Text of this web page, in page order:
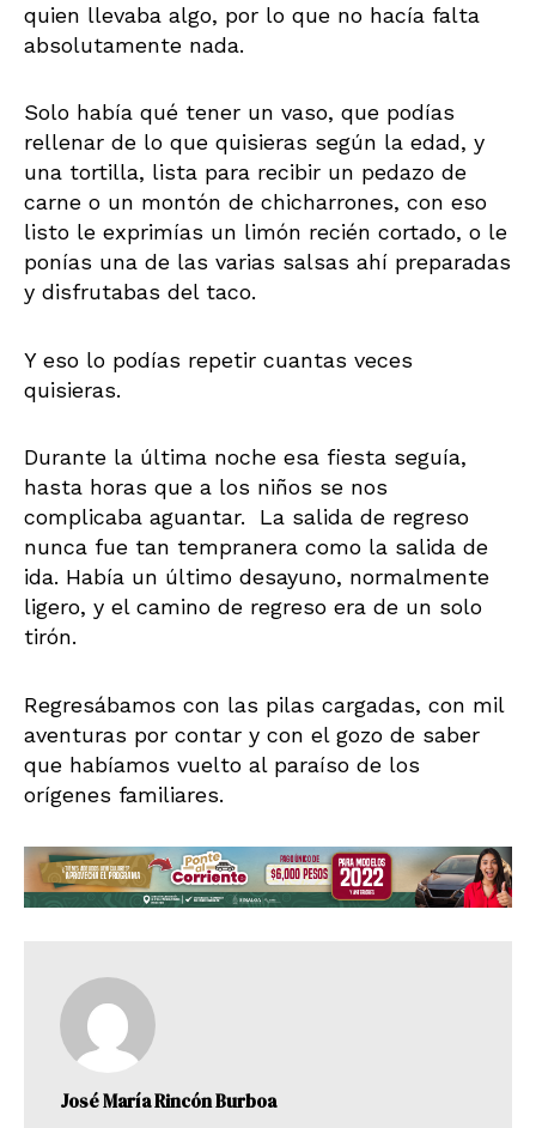
quien llevaba algo, por lo que no hacía falta
absolutamente nada.
Solo había qué tener un vaso, que podías
rellenar de lo que quisieras según la edad, y
una tortilla, lista para recibir un pedazo de
carne o un montón de chicharrones, con eso
listo le exprimías un limón recién cortado, o le
ponías una de las varias salsas ahí preparadas
y disfrutabas del taco.
Y eso lo podías repetir cuantas veces
quisieras.
Durante la última noche esa fiesta seguía,
hasta horas que a los niños se nos
complicaba aguantar. La salida de regreso
nunca fue tan tempranera como la salida de
ida. Había un último desayuno, normalmente
ligero, y el camino de regreso era de un solo
tirón.
Regresábamos con las pilas cargadas, con mil
aventuras por contar y con el gozo de saber
que habíamos vuelto al paraíso de los
orígenes familiares.
José María Rincón Burboa